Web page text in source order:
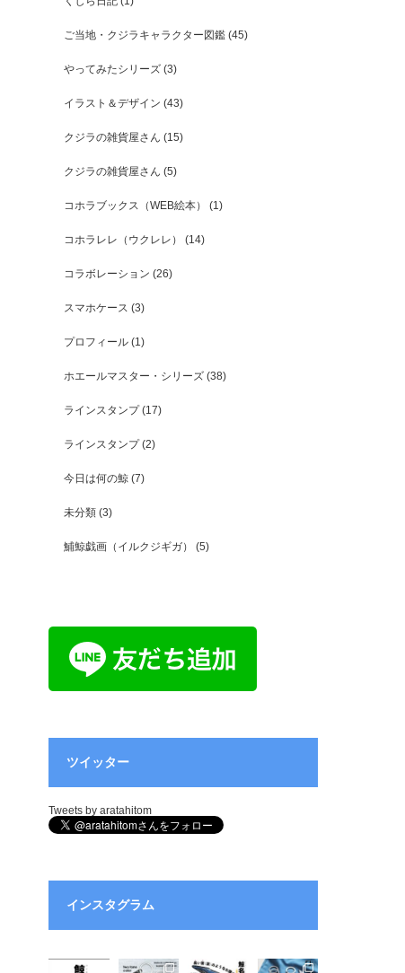
ご当地・クジラキャラクター図鑑 (45)
やってみたシリーズ (3)
イラスト＆デザイン (43)
クジラの雑貨屋さん (15)
クジラの雑貨屋さん (5)
コホラブックス（WEB絵本） (1)
コホラレレ（ウクレレ） (14)
コラボレーション (26)
スマホケース (3)
プロフィール (1)
ホエールマスター・シリーズ (38)
ラインスタンプ(17)
ラインスタンプ(2)
今日は何の鯨 (7)
未分類 (3)
鯆鯨戯画（イルクジギガ） (5)
ツイッター
Tweets by aratahitom
インスタグラム